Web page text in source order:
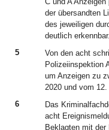
der übersandten
des jeweiligen
deutlich erkennbar.
5
Von den acht
Polizeiinspektion
um Anzeigen zu
2020 und vom
6
Das
acht
Beklagten mit